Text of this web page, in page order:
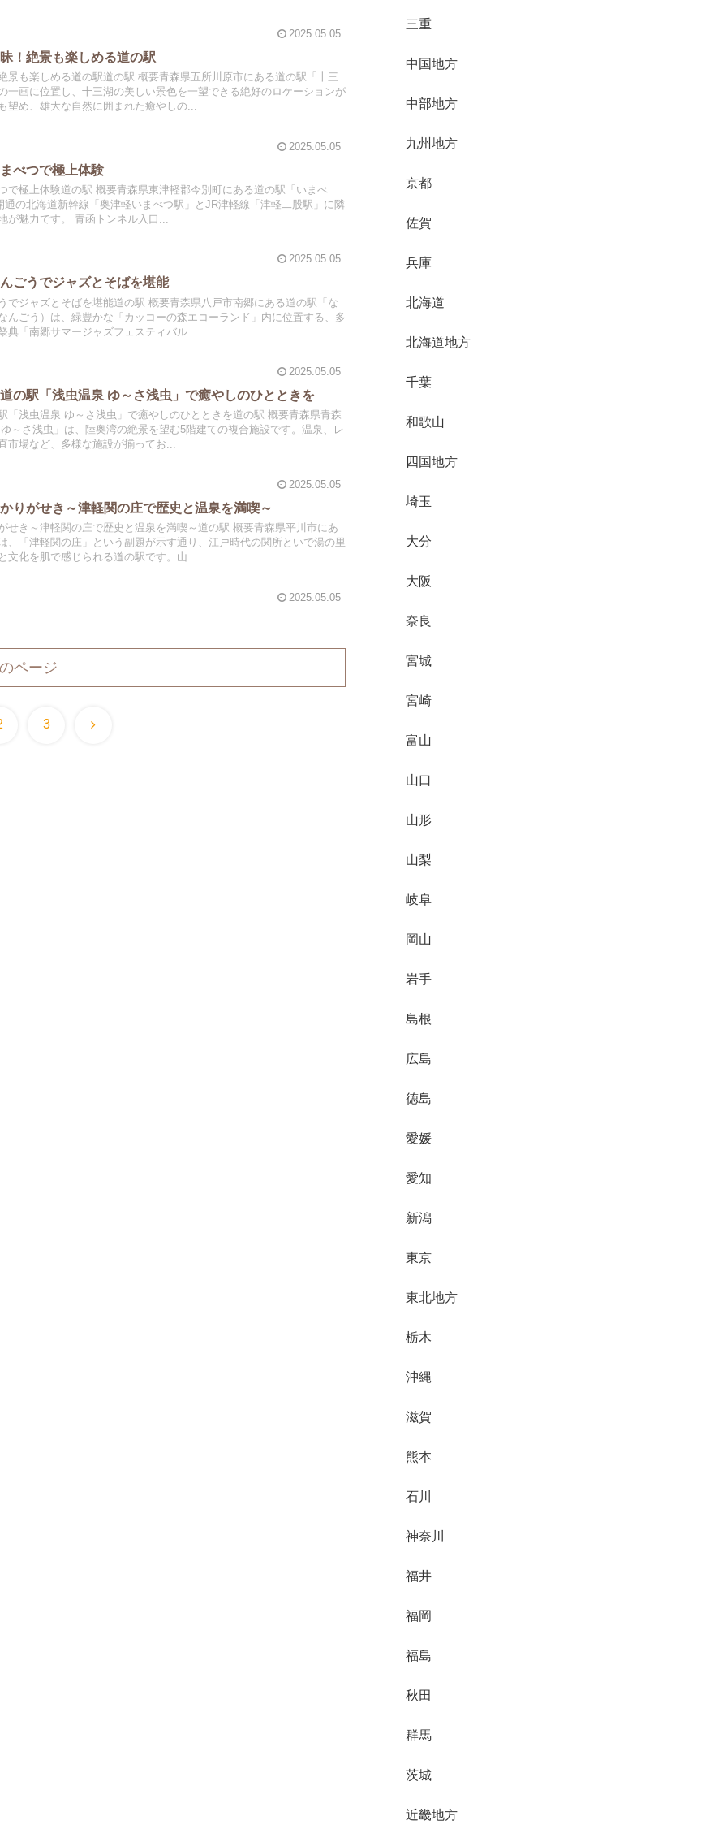
2025.05.05
！絶景も楽しめる道の駅
景も楽しめる道の駅道の駅 概要青森県五所川原市にある道の駅「十三
一画に位置し、十三湖の美しい景色を一望できる絶好のロケーションが
望め、雄大な自然に囲まれた癒やしの...
2025.05.05
べつで極上体験
で極上体験道の駅 概要青森県東津軽郡今別町にある道の駅「いまべ
通の北海道新幹線「奥津軽いまべつ駅」とJR津軽線「津軽二股駅」に隣
が魅力です。 青函トンネル入口...
2025.05.05
ごうでジャズとそばを堪能
でジャズとそばを堪能道の駅 概要青森県八戸市南郷にある道の駅「な
んごう）は、緑豊かな「カッコーの森エコーランド」内に位置する、多
典「南郷サマージャズフェスティバル...
2025.05.05
の駅「浅虫温泉 ゆ～さ浅虫」で癒やしのひとときを
「浅虫温泉 ゆ～さ浅虫」で癒やしのひとときを道の駅 概要青森県青森
～さ浅虫」は、陸奥湾の絶景を望む5階建ての複合施設です。温泉、レ
市場など、多様な施設が揃ってお...
2025.05.05
りがせき～津軽関の庄で歴史と温泉を満喫～
せき～津軽関の庄で歴史と温泉を満喫～道の駅 概要青森県平川市にあ
、「津軽関の庄」という副題が示す通り、江戸時代の関所といで湯の里
文化を肌で感じられる道の駅です。山...
2025.05.05
ページ
3 次
三重
中国地方
中部地方
九州地方
京都
佐賀
兵庫
北海道
北海道地方
千葉
和歌山
四国地方
埼玉
大分
大阪
奈良
宮城
宮崎
富山
山口
山形
山梨
岐阜
岡山
岩手
島根
広島
徳島
愛媛
愛知
新潟
東京
東北地方
栃木
沖縄
滋賀
熊本
石川
神奈川
福井
福岡
福島
秋田
群馬
茨城
近畿地方